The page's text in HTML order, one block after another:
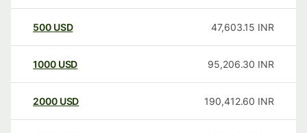
500 USD 47,603.15 INR
1000 USD 95,206.30 INR
2000 USD 190,412.60 INR